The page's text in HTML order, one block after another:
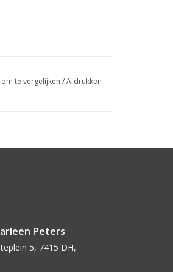
te vergelijken /Afdrukken
Peters
5, 7415 DH,